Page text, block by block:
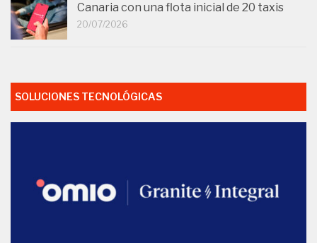
Canaria con una flota inicial de 20 taxis
20/07/2026
SOLUCIONES TECNOLÓGICAS